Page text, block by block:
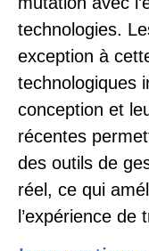
technologies.
exception à
technologiques
conception et
récentes
des outils de
réel, ce qui
l’expérience de